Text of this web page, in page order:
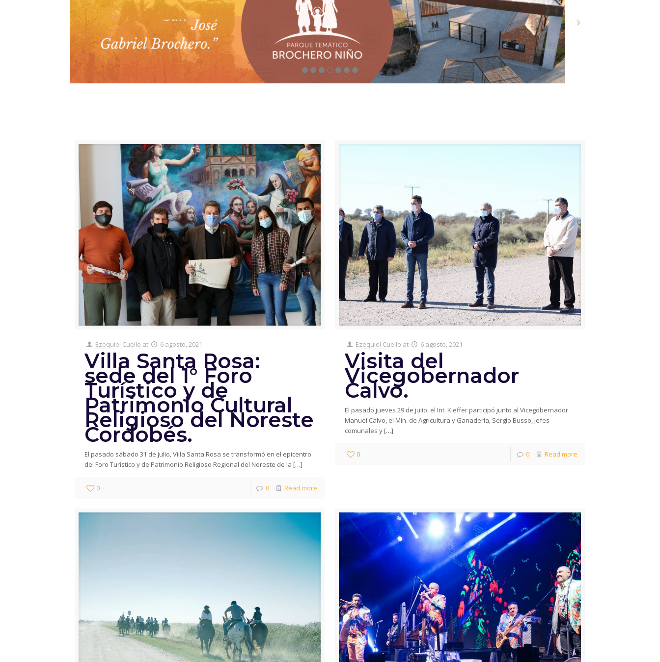
Ezequiel Cuello at 6 agosto, 2021
Villa Santa Rosa:
sede del 1° Foro
Turístico y de
Patrimonio Cultural
Religioso del Noreste
Cordobés.
El pasado sábado 31 de julio, Villa Santa Rosa se transformó en el epicentro
del Foro Turístico y de Patrimonio Religioso Regional del Noreste de la […]
0 0 Read more
Ezequiel Cuello at 6 agosto, 2021
Visita del
Vicegobernador
Calvo.
El pasado jueves 29 de julio, el Int. Kieffer participó junto al Vicegobernador
Manuel Calvo, el Min. de Agricultura y Ganadería, Sergio Busso, jefes
comunales y […]
0 0 Read more